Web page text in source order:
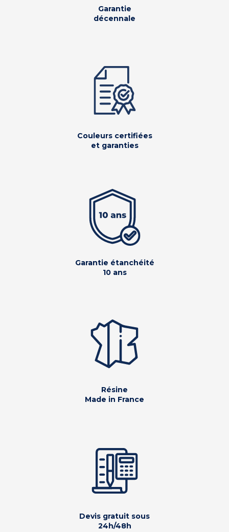
Garantie
décennale
Couleurs certifiées
et garanties
Garantie étanchéité
10 ans
Résine
Made in France
Devis gratuit sous
24h/48h